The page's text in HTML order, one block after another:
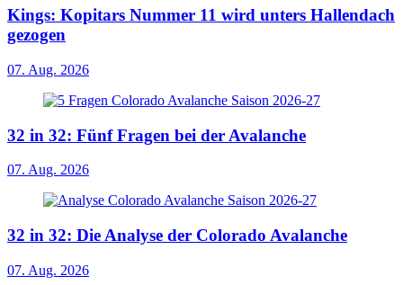
Kings: Kopitars Nummer 11 wird unters Hallendach
gezogen
07. Aug. 2026
32 in 32: Fünf Fragen bei der Avalanche
07. Aug. 2026
32 in 32: Die Analyse der Colorado Avalanche
07. Aug. 2026